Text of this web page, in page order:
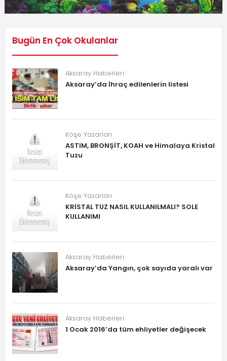
Bugün En Çok Okulanlar
Aksaray Haberleri
Aksaray’da İhraç edilenlerin listesi
Köşe Yazarları
ASTIM, BRONŞİT, KOAH ve Himalaya Kristal
Tuzu
Köşe Yazarları
KRİSTAL TUZ NASIL KULLANILMALI? SOLE
KULLANIMI
Aksaray Haberleri
Aksaray’da Yangın, çok sayıda yaralı var
Aksaray Haberleri
1 Ocak 2016’da tüm ehliyetler değişecek